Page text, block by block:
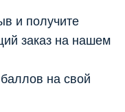
и получите
заказ на нашем
на свой